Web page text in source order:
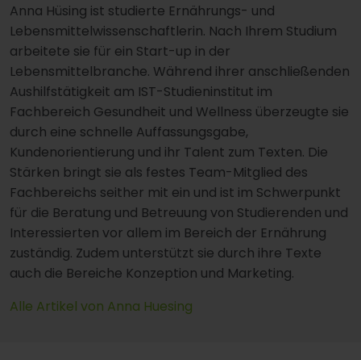
Anna Hüsing ist studierte Ernährungs- und
Lebensmittelwissenschaftlerin. Nach Ihrem Studium
arbeitete sie für ein Start-up in der
Lebensmittelbranche. Während ihrer anschließenden
Aushilfstätigkeit am IST-Studieninstitut im
Fachbereich Gesundheit und Wellness überzeugte sie
durch eine schnelle Auffassungsgabe,
Kundenorientierung und ihr Talent zum Texten. Die
Stärken bringt sie als festes Team-Mitglied des
Fachbereichs seither mit ein und ist im Schwerpunkt
für die Beratung und Betreuung von Studierenden und
Interessierten vor allem im Bereich der Ernährung
zuständig. Zudem unterstützt sie durch ihre Texte
auch die Bereiche Konzeption und Marketing.
Alle Artikel von Anna Huesing